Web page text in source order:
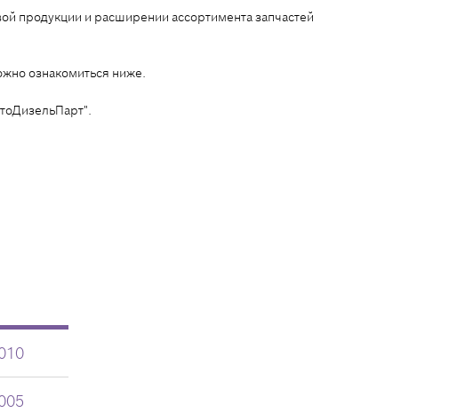
продукции и расширении ассортимента запчастей
ознакомиться ниже.